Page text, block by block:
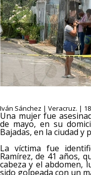
Iván Sánchez | Veracruz. | 18
Una mujer fue
de mayo, en su
Bajadas, en la ciudad y
La víctima fue
Ramírez, de 41 años,
cabeza y el abdomen,
sido golpeada con un